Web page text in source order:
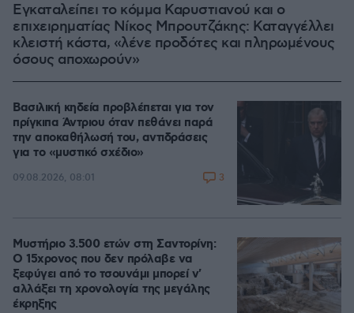
Εγκαταλείπει το κόμμα Καρυστιανού και ο
επιχειρηματίας Νίκος Μπρουτζάκης: Καταγγέλλει
κλειστή κάστα, «λένε προδότες και πληρωμένους
όσους αποχωρούν»
Βασιλική κηδεία προβλέπεται για τον
πρίγκιπα Άντριου όταν πεθάνει παρά
την αποκαθήλωσή του, αντιδράσεις
για το «μυστικό σχέδιο»
09.08.2026, 08:01 3
Μυστήριο 3.500 ετών στη Σαντορίνη:
Ο 15χρονος που δεν πρόλαβε να
ξεφύγει από το τσουνάμι μπορεί ν'
αλλάξει τη χρονολογία της μεγάλης
έκρηξης